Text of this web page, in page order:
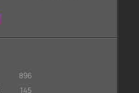
896
145